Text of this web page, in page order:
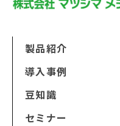
製品紹介
導入事例
豆知識
セミナー